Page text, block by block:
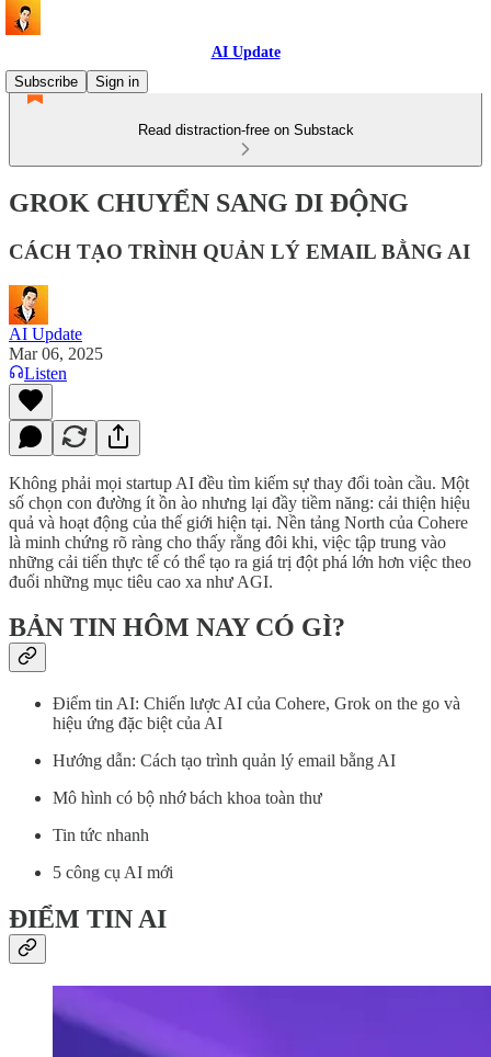
AI Update
Subscribe
Sign in
Read distraction-free on Substack
GROK CHUYỂN SANG DI ĐỘNG
CÁCH TẠO TRÌNH QUẢN LÝ EMAIL BẰNG AI
AI Update
Mar 06, 2025
Listen
Không phải mọi startup AI đều tìm kiếm sự thay đổi toàn cầu. Một
số chọn con đường ít ồn ào nhưng lại đầy tiềm năng: cải thiện hiệu
quả và hoạt động của thế giới hiện tại. Nền tảng North của Cohere
là minh chứng rõ ràng cho thấy rằng đôi khi, việc tập trung vào
những cải tiến thực tế có thể tạo ra giá trị đột phá lớn hơn việc theo
đuổi những mục tiêu cao xa như AGI.
BẢN TIN HÔM NAY CÓ GÌ?
Điểm tin AI: Chiến lược AI của Cohere, Grok on the go và
hiệu ứng đặc biệt của AI
Hướng dẫn: Cách tạo trình quản lý email bằng AI
Mô hình có bộ nhớ bách khoa toàn thư
Tin tức nhanh
5 công cụ AI mới
ĐIỂM TIN AI